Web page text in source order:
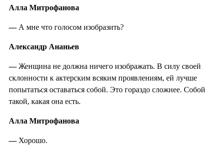
Алла Митрофанова
— А мне что голосом изобразить?
Александр Ананьев
—Женщина не должна ничего изображать. В силу своей
склонности к актерским всяким проявлениям, ей лучше
попытаться оставаться собой. Это гораздо сложнее. Собой
такой, какая она есть.
Алла Митрофанова
— Хорошо.